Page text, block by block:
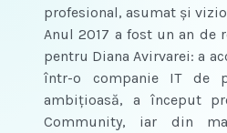
profesional, asumat şi
Anul 2017 a fost un an de
pentru Diana Avirvarei: a
într-o companie IT de
ambiţioasă, a început
Community, iar din